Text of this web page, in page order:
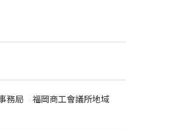
務局 福岡商工會議所地域